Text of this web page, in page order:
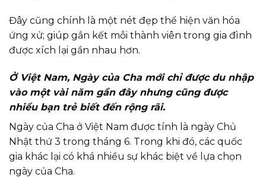
Đây cũng chính là một nét đẹp thể hiện văn hóa
ứng xử; giúp gắn kết mỗi thành viên trong gia đình
được xích lại gần nhau hơn.
Ở Việt Nam, Ngày của Cha mới chỉ được du nhập
vào một vài năm gần đây nhưng cũng được
nhiều bạn trẻ biết đến rộng rãi.
Ngày của Cha ở Việt Nam được tính là ngày Chủ
Nhật thứ 3 trong tháng 6. Trong khi đó, các quốc
gia khác lại có khá nhiều sự khác biệt về lựa chọn
ngày của Cha.